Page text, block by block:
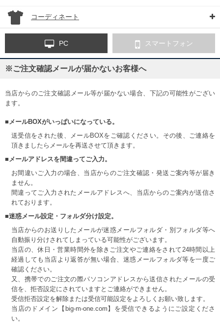
コーディネート
PC スマートフォン
※ご注文確認メールが届かないお客様へ
当店からのご注文確認メール等が届かない場合、下記の可能性がござい
ます。
■メールBOXがいっぱいになっている。
送受信をされた後、メールBOXをご確認ください。その後、ご連絡を
頂きましたらメールを再送させて頂きます。
■メールアドレスを間違ってご入力。
お間違いご入力の場合、当店からのご注文確認・発送ご案内等が届き
ません。
間違ってご入力されたメールアドレスへ、当店からのご案内が送信さ
れております。
■迷惑メール設定・フォルダ分け設定。
当店からのお送りしたメールが迷惑メールフォルダ・別フォルダ等へ
自動振り分けされてしまっている可能性がございます。
当店の、休日・営業時間外を除きご注文やご連絡をされて24時間以上
経過しても当店より返答が無い場合、迷惑メールフォルダ等を一度ご
確認ください。
又、携帯でのご注文の際パソコンアドレスから送信されたメールの受
信を、拒否設定にされていますとご連絡ができません。
受信拒否設定を解除または受信可能設定をよろしくお願い致します。
当店のドメイン【big-m-one.com】を受信できるようにご設定くださ
い。